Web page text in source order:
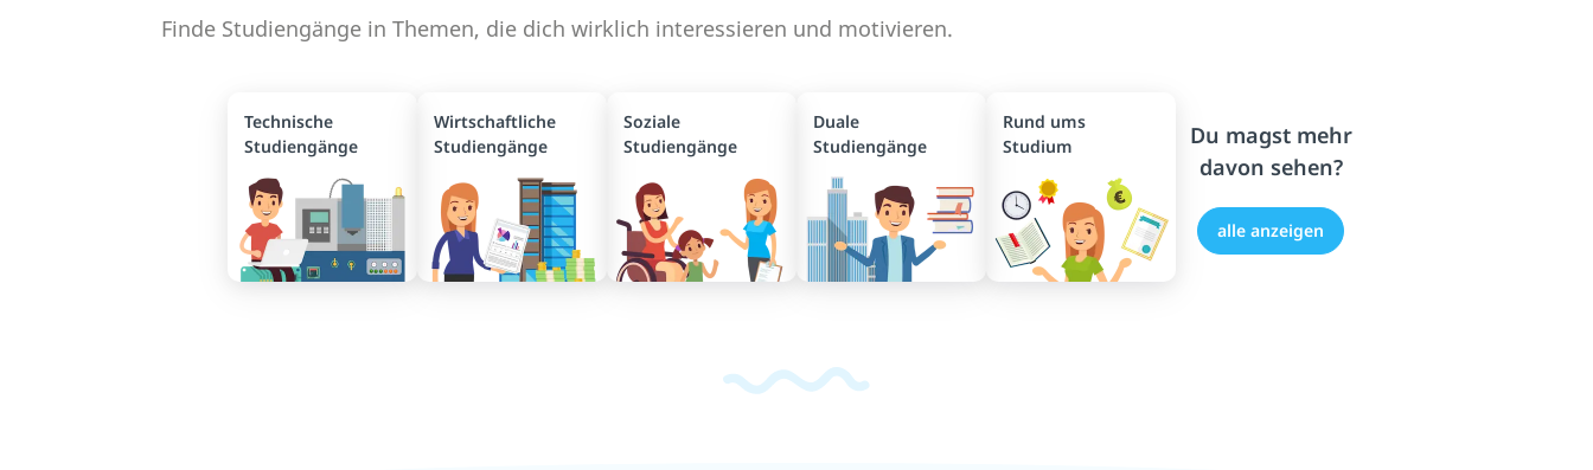
Finde Studiengänge in Themen, die dich wirklich interessieren und motivieren.
Technische
Studiengänge
Wirtschaftliche
Studiengänge
Soziale
Studiengänge
Duale
Studiengänge
Rund ums
Studium
Du magst mehr
davon sehen?
alle anzeigen